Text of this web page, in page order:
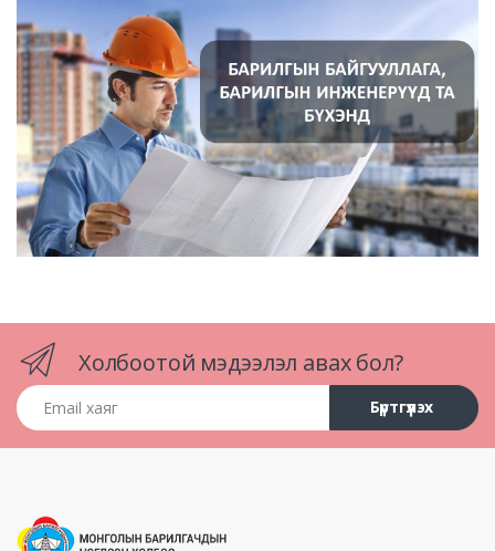
Холбоотой мэдээлэл авах бол?
Email хаяг
Бүртгүүлэх